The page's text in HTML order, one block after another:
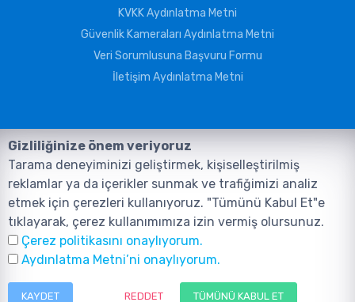
KVKK Aydınlatma Metni
Güvenlik Kameraları Aydınlatma Metni
Veri Sorumlusuna Başvuru Formu
İletişim Aydınlatma Metni
©2026, Tüm Hakları ANIL TELEKOMÜNİKASYON GÜVENLİK VE BİLİŞİM
SİSTEMLERİ SAN. TİC. LTD. ŞTİ. aittir.Tasarım ve Yazılım:
Tasarım Yazılım ve Teknoloji
Gizliliğinize önem veriyoruz
Tarama deneyiminizi geliştirmek, kişiselleştirilmiş
reklamlar ya da içerikler sunmak ve trafiğimizi analiz
etmek için çerezleri kullanıyoruz. "Tümünü Kabul Et"e
tıklayarak, çerez kullanımımıza izin vermiş olursunuz.
Çerez politikasını onaylıyorum.
Aydınlatma Metni’ni onaylıyorum.
KAYDET REDDET TÜMÜNÜ KABUL ET